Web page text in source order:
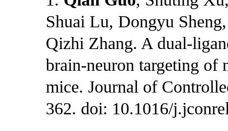
Shuai Lu, Dongyu
Qizhi Zhang. A dual-
brain-neuron targeting of
mice. Journal of
362. doi: 10.1016/